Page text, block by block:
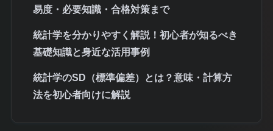
易度・必要知識・合格対策まで
統計学を分かりやすく解説！初心者が知るべき
基礎知識と身近な活用事例
統計学のSD（標準偏差）とは？意味・計算方
法を初心者向けに解説